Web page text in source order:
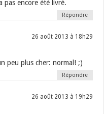
pas encore été livré.
Répondre
26 août 2013 à 18h29
peu plus cher: normal! ;)
Répondre
26 août 2013 à 19h29